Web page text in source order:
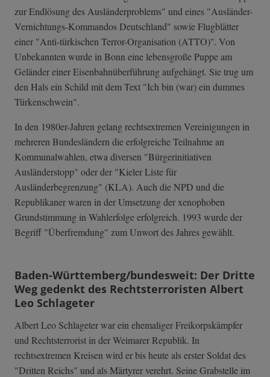
zur Endlösung des Ausländerproblems" und eines "Ausländer-
Vern­ichtungs-Komman­dos Deutschland" sowie Flugblätter
einer "Anti-türkischen Terror-Organisation (ATTO)''. Von
Unbekannten wurde in Bonn eine lebensgroße Puppe am
Geländer einer Eisenbahnüberführung aufgehängt. Sie trug um
den Hals ein Schild mit dem Text "Ich bin (war) ein dummes
Türkenschwein".
In den 1980er-Jahren gelang rechtsextremen Vereinigungen in
mehreren Bundesländern die erfolgreiche Teilnahme an
Kommunalwahlen, etwa diversen "Bürgerinitiativen
Ausländerstopp" oder der "Kieler Liste für
Ausländerbegrenzung" (KLA). Auch die NPD und die
Republikaner waren in der Umsetzung der xenophoben
Grundstimmung in Wahlerfolge erfolgreich. 1993 wurde der
Begriff "Überfremdung" zum Unwort des Jahres gewählt.
Baden-Württemberg/bundesweit: Der Dritte
Weg gedenkt des Rechtsterroristen Albert
Leo Schlageter
Albert Leo Schlageter war ein ehemaliger Freikorpskämpfer
und Rechtsterrorist in der Weimarer Republik. In
rechtsextremen Kreisen wird er bis heute als erster Soldat des
"Dritten Reichs" und als Märtyrer verehrt. Seine Grabstelle im